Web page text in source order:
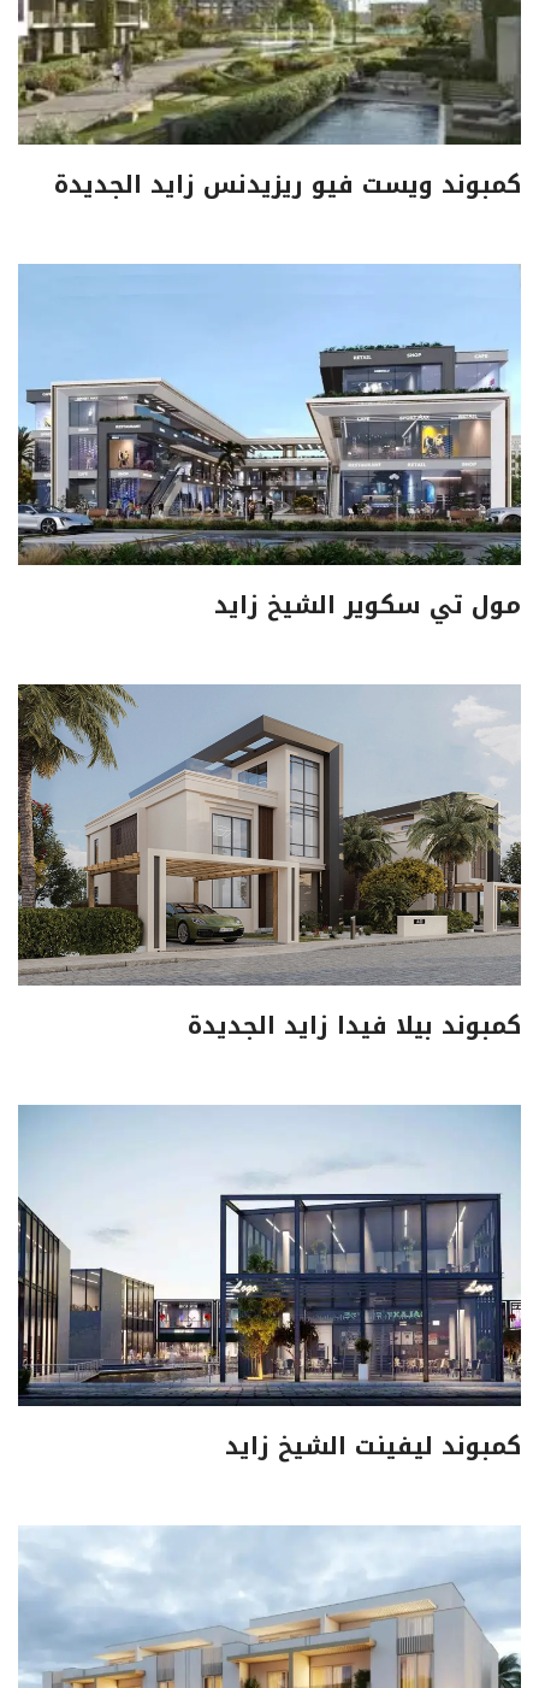
كمبوند ويست فيو ريزيدنس زايد الجديدة
مول تي سكوير الشيخ زايد
كمبوند بيلا فيدا زايد الجديدة
كمبوند ليفينت الشيخ زايد